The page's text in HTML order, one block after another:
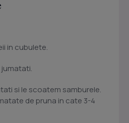
in cubulete.
si le scoatem samburele.
de pruna in cate 3-4